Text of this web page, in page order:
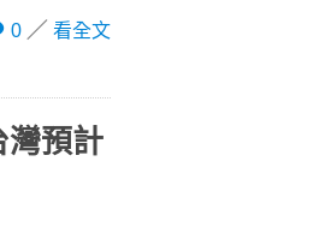
0
看全文
預計